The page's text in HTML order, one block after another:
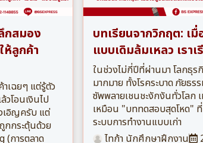
กสมอง
ห้ลูกค้า
าเฉยๆ แต่รู้ตัว
โอนเงินไป
เอิญครับ แต่
กกระตุ้นด้วย
(การตลาด
บทเรียนจากวิกฤต: เ
แบบเดิมล้มเหลว เราเ
ในช่วงไม่กี่ปีที่ผ่านมา โลกธุ
มากมาย ทั้งโรคระบาด ภัยธร
ซัพพลายเชนชะงักงันทั่วโลก
เหมือน "บททดสอบสุดโหด" ที่
ระบบการทำงานแบบเก่า
ไทก้า นักศึกษาฝึกงาน